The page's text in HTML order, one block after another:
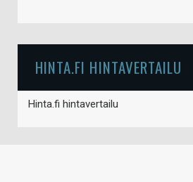
HINTA.FI HINTAVERTAILU
Hinta.fi hintavertailu